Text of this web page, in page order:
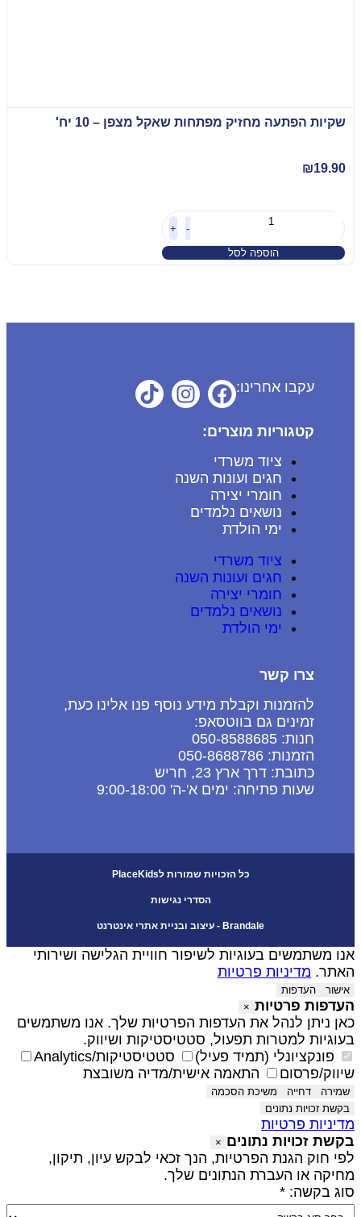
שקיות הפתעה מחזיק מפתחות שאקל מצפן – 10 יח'
₪19.90
+
הוספה לסל
עקבו אחרינו:
קטגוריות מוצרים:
ציוד משרדי
חגים ועונות השנה
חומרי יצירה
נושאים נלמדים
ימי הולדת
ציוד משרדי
חגים ועונות השנה
חומרי יצירה
נושאים נלמדים
ימי הולדת
צרו קשר
להזמנות וקבלת מידע נוסף פנו אלינו כעת,
זמינים גם בווטסאפ:
חנות: 050-8588685
הזמנות: 050-8688786
כתובת: דרך ארץ 23, חריש
שעות פתיחה: ימים א'-ה' 9:00-18:00
כל הזכויות שמורות לPlaceKids
הסדרי נגישות
Brandale - עיצוב ובניית אתרי אינטרנט
משתמשים בעוגיות לשיפור חוויית הגלישה ושירותי
מדיניות פרטיות
אישור העדפות
פרטיות ×
ניתן לנהל את העדפות הפרטיות שלך. אנו משתמשים
למטרות תפעול, סטטיסטיקות ושיווק.
פונקציונלי (תמיד פעיל)
סטטיסטיקות/Analytics
פרסום
התאמה אישית/מדיה משובצת
שמירה דחייה
משיכת הסכמה
בקשת זכויות נתונים
פרטיות
זכויות נתונים ×
חוק הגנת הפרטיות, הנך זכאי לבקש עיון, תיקון,
או העברת הנתונים שלך.
בקשה: *